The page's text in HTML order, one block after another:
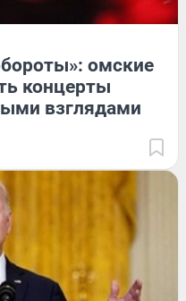
омские
концерты
взглядами